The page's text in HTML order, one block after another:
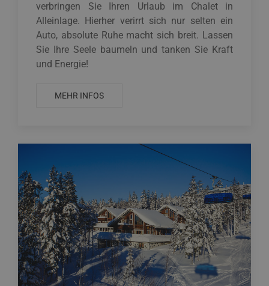
verbringen Sie Ihren Urlaub im Chalet in
Alleinlage. Hierher verirrt sich nur selten ein
Auto, absolute Ruhe macht sich breit. Lassen
Sie Ihre Seele baumeln und tanken Sie Kraft
und Energie!
MEHR INFOS